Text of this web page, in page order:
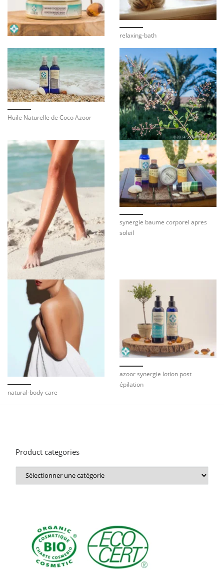
relaxing-bath
Huile Naturelle de Coco Azoor
synergie baume corporel apres
soleil
natural-body-care
azoor synergie lotion post
épilation
Product categories